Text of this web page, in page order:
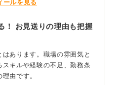
ールを見る
！ お見送りの理由も把握
あります。職場の雰囲気と
キルや経験の不足、勤務条
由です。